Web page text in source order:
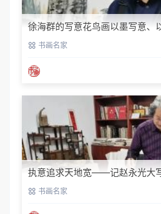
徐海群的写意花鸟画以墨写意、
书画名家
执意追求天地宽——记赵永光大
书画名家